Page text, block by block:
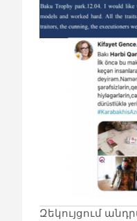
Զեկույցում